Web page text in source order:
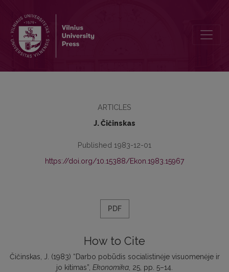
ARTICLES
J. Čičinskas
Published 1983-12-01
https://doi.org/10.15388/Ekon.1983.15967
PDF
How to Cite
Čičinskas, J. (1983) “Darbo pobūdis socialistinėje visuomenėje ir
jo kitimas”, Ekonomika , 25, pp. 5–14.